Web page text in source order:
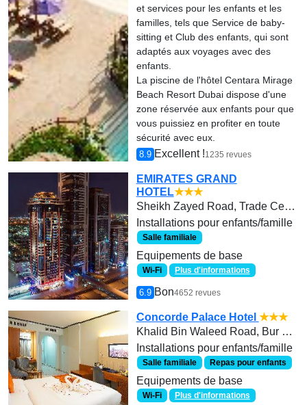
et services pour les enfants et les
familles, tels que Service de baby-
sitting et Club des enfants, qui sont
adaptés aux voyages avec des
enfants.
La piscine de l'hôtel Centara Mirage
Beach Resort Dubai dispose d'une
zone réservée aux enfants pour que
vous puissiez en profiter en toute
sécurité avec eux.
8.9 Excellent !1235 revues
EMIRATES GRAND
HOTEL★★★
Sheikh Zayed Road, Trade Center 1
Installations pour enfants/famille
Salle familiale
Equipements de base
Wi-Fi Plus d'informations
6.9 Bon4652 revues
Concorde Palace Hotel ★★★
Khalid Bin Waleed Road, Bur Dubai, Dubai, United Arab Emirates, 44099
Installations pour enfants/famille
Salle familiale Repas pour enfants
Equipements de base
Wi-Fi Plus d'informations